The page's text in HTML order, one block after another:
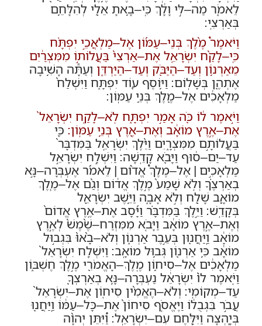
לֵאמֹ֑ר מַה–לִּ֣י וָלָ֔ךְ כִּֽי–בָ֥אתָ אֵלַ֖י לְהִלָּחֵ֥ם
בְּאַרְצִֽי:
וַיֹּאמֶר֩ מֶ֨לֶךְ בְּנֵי–עַמּ֜וֹן אֶל–מַלְאֲכֵ֣י יִפְתָּ֗ח
כִּֽי–לָקַ֨ח יִשְׂרָאֵ֤ל אֶת–אַרְצִי֙ בַּעֲלוֹת֣וֹ מִמִּצְרַ֔יִם
מֵאַרְנ֥וֹן וְעַד–הַיַּבֹּ֖ק וְעַד–הַיַּרְדֵּ֑ן וְעַתָּ֕ה הָשִׁ֥יבָה
אֶתְהֶ֖ן בְּשָׁלֽוֹם: וַיּ֥וֹסֶף ע֖וֹד יִפְתָּ֑ח וַיִּשְׁלַח֙
מַלְאָכִ֔ים אֶל–מֶ֖לֶךְ בְּנֵ֥י עַמּֽוֹן:
וַיֹּ֣אמֶר ל֔וֹ כֹּ֖ה אָמַ֣ר יִפְתָּ֑ח לֹֽא–לָקַ֤ח יִשְׂרָאֵל֙
אֶת–אֶ֣רֶץ מוֹאָ֔ב וְאֶת–אֶ֖רֶץ בְּנֵ֥י עַמּֽוֹן: כִּ֖י
בַּעֲלוֹתָ֣ם מִמִּצְרָ֑יִם וַיֵּ֨לֶךְ יִשְׂרָאֵ֤ל בַּמִּדְבָּר֙
עַד–יַם–ס֔וּף וַיָּבֹ֖א קָדֵֽשָׁה: וַיִּשְׁלַ֣ח יִשְׂרָאֵ֣ל
מַלְאָכִ֣ים |אֶל–מֶלֶךְ֩ אֱד֨וֹם |לֵאמֹ֜ר אֶעְבְּרָה–נָּ֣א
בְאַרְצֶ֗ךָ וְלֹ֤א שָׁמַע֙ מֶ֣לֶךְ אֱד֔וֹם וְגַ֨ם אֶל–מֶ֧לֶךְ
מוֹאָ֛ב שָׁלַ֖ח וְלֹ֣א אָבָ֑ה וַיֵּ֥שֶׁב יִשְׂרָאֵ֖ל
בְּקָדֵֽשׁ:וַיֵּ֣לֶךְ בַּמִּדְבָּ֗ר וַיָּ֜סָב אֶת–אֶ֤רֶץ אֱדוֹם֙
וְאֶת–אֶ֣רֶץ מוֹאָ֔ב וַיָּבֹ֤א מִמִּזְרַח–שֶׁ֙מֶשׁ֙ לְאֶ֣רֶץ
מוֹאָ֔ב וַֽיַּחֲנ֖וּן בְּעֵ֣בֶר אַרְנ֑וֹן וְלֹא–בָ֙אוּ֙ בִּגְב֣וּל
מוֹאָ֔ב כִּ֥י אַרְנ֖וֹן גְּב֥וּל מוֹאָֽב: וַיִּשְׁלַ֤ח יִשְׂרָאֵל֙
מַלְאָכִ֔ים אֶל–סִיח֥וֹן מֶֽלֶךְ–הָאֱמֹרִ֖י מֶ֣לֶךְ חֶשְׁבּ֑וֹן
וַיֹּ֤אמֶר לוֹ֙ יִשְׂרָאֵ֔ל נַעְבְּרָה–נָּ֥א בְאַרְצְךָ֖
עַד–מְקוֹמִֽי: וְלֹא–הֶאֱמִ֨ין סִיח֤וֹן אֶת–יִשְׂרָאֵל֙
עֲבֹ֣ר בִּגְבֻל֔וֹ וַיֶּאֱסֹ֤ף סִיחוֹן֙ אֶת–כָּל–עַמּ֔וֹ וַֽיַּחֲנ֖וּ
בְּיָ֑הְצָה וַיִּלָּ֖חֶם עִם–יִשְׂרָאֵֽל: וַ֠יִּתֵּן יְהוָ֨ה